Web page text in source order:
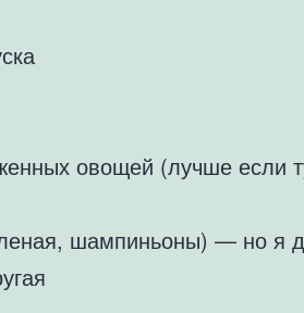
овощей (лучше если
шампиньоны) — но я